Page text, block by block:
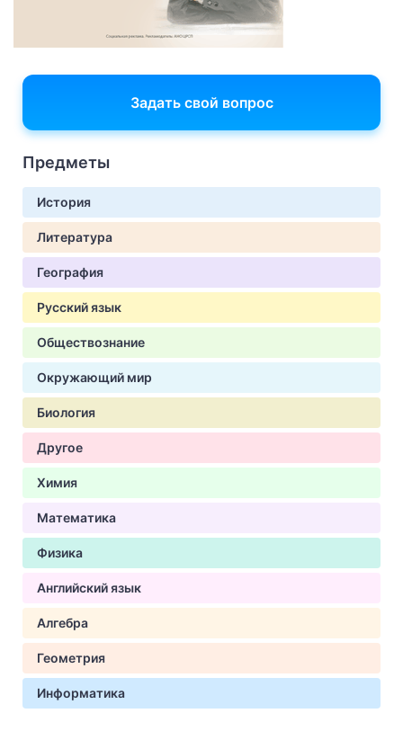
Задать свой вопрос
Предметы
История
Литература
География
Русский язык
Обществознание
Окружающий мир
Биология
Другое
Химия
Математика
Физика
Английский язык
Алгебра
Геометрия
Информатика